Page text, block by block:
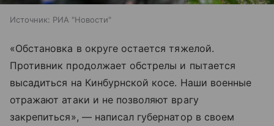
Источник: РИА "Новости"
«Обстановка в округе остается тяжелой.
Противник продолжает обстрелы и пытается
высадиться на Кинбурнской косе. Наши военные
отражают атаки и не позволяют врагу
закрепиться», — написал губернатор в своем